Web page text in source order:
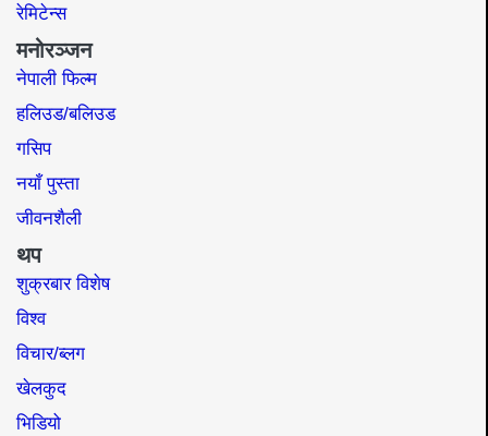
रेमिटेन्स
मनोरञ्जन
नेपाली फिल्म
हलिउड/बलिउड
गसिप
नयाँ पुस्ता
जीवनशैली
थप
शुक्रबार विशेष
विश्व
विचार/ब्लग
खेलकुद
भिडियो